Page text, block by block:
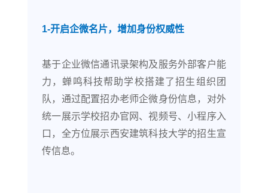
1-开启企微名片，增加身份权威性
基于企业微信通讯录架构及服务外部客户能
力，蝉鸣科技帮助学校搭建了招生组织团
队，通过配置招办老师企微身份信息，对外
统一展示学校招办官网、视频号、小程序入
口，全方位展示西安建筑科技大学的招生宣
传信息。